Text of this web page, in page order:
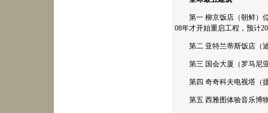
第一 柳京饭店（朝鲜）
08年才开始重启工程，预计
第二 亚特兰蒂斯饭店（
第三 国会大厦（罗马尼
第四 奇奇科夫电视塔（
第五 西雅图体验音乐博